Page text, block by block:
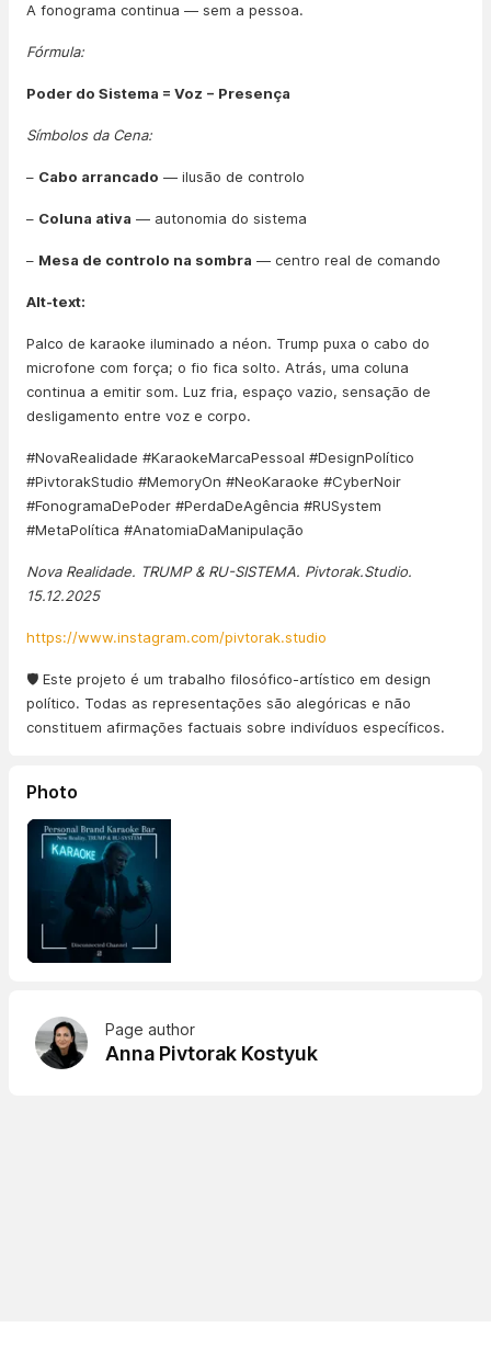
A fonograma continua — sem a pessoa.
Fórmula:
Poder do Sistema = Voz − Presença
Símbolos da Cena:
– Cabo arrancado — ilusão de controlo
– Coluna ativa — autonomia do sistema
– Mesa de controlo na sombra — centro real de comando
Alt-text:
Palco de karaoke iluminado a néon. Trump puxa o cabo do
microfone com força; o fio fica solto. Atrás, uma coluna
continua a emitir som. Luz fria, espaço vazio, sensação de
desligamento entre voz e corpo.
#NovaRealidade #KaraokeMarcaPessoal #DesignPolítico
#PivtorakStudio #MemoryOn #NeoKaraoke #CyberNoir
#FonogramaDePoder #PerdaDeAgência #RUSystem
#MetaPolítica #AnatomiaDaManipulação
Nova Realidade. TRUMP & RU-SISTEMA. Pivtorak.Studio.
15.12.2025
https://www.instagram.com/pivtorak.studio
🛡️ Este projeto é um trabalho filosófico-artístico em design
político. Todas as representações são alegóricas e não
constituem afirmações factuais sobre indivíduos específicos.
Photo
Page author
Anna Pivtorak Kostyuk